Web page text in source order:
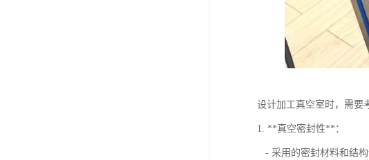
设计加工真空室时，需要
1. **真空密封性**：
- 采用的密封材料和结构